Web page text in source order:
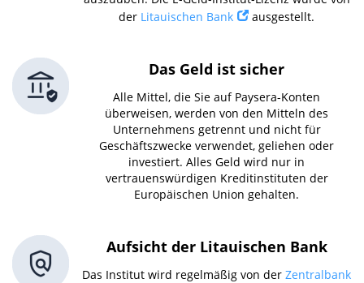
der Litauischen Bank ausgestellt.
Das Geld ist sicher
Alle Mittel, die Sie auf Paysera-Konten
überweisen, werden von den Mitteln des
Unternehmens getrennt und nicht für
Geschäftszwecke verwendet, geliehen oder
investiert. Alles Geld wird nur in
vertrauenswürdigen Kreditinstituten der
Europäischen Union gehalten.
Aufsicht der Litauischen Bank
Das Institut wird regelmäßig von der Zentralbank